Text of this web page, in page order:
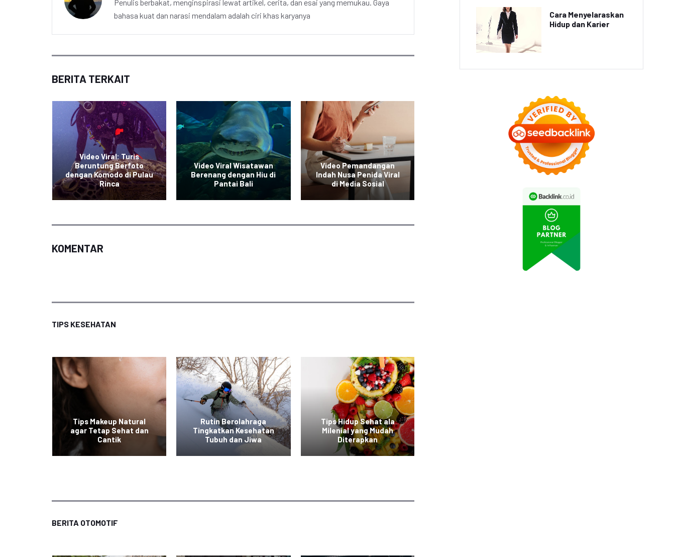
Penulis berbakat, menginspirasi lewat artikel, cerita, dan esai yang memukau. Gaya
bahasa kuat dan narasi mendalam adalah ciri khas karyanya
BERITA TERKAIT
Video Viral: Turis
Beruntung Berfoto
dengan Komodo di Pulau
Rinca
Video Viral Wisatawan
Berenang dengan Hiu di
Pantai Bali
Video Pemandangan
Indah Nusa Penida Viral
di Media Sosial
Video Viral Wisatawan
Berenang dengan Hiu di
KOMENTAR
TIPS KESEHATAN
Tips Makeup Natural
agar Tetap Sehat dan
Cantik
Rutin Berolahraga
Tingkatkan Kesehatan
Tubuh dan Jiwa
Tips Hidup Sehat ala
Milenial yang Mudah
Diterapkan
BERITA OTOMOTIF
Cara Menyelaraskan
Hidup dan Karier